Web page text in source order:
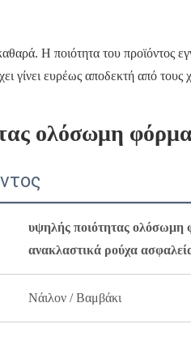
Η ποιότητα του προϊόντος
γίνει ευρέως αποδεκτή από τους
ολόσωμη
υψηλής ποιότητας ολόσωμη
ανακλαστικά ρούχα
Νάιλον / Βαμβάκι